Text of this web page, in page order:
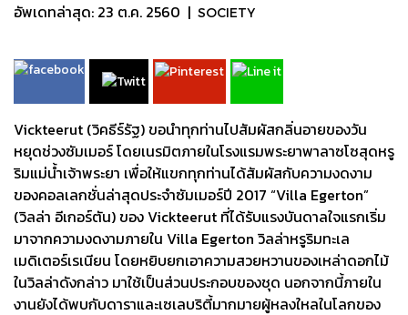
อัพเดทล่าสุด: 23 ต.ค. 2560 | SOCIETY
Vickteerut (วิคธีร์รัฐ) ขอนำทุกท่านไปสัมผัสกลิ่นอายของวัน
หยุดช่วงซัมเมอร์ โดยเนรมิตภายในโรงแรมพระยาพาลาซโซสุดหรู
ริมแม่น้ำเจ้าพระยา เพื่อให้แขกทุกท่านได้สัมผัสกับความงดงาม
ของคอลเลกชั่นล่าสุดประจำซัมเมอร์ปี 2017 “Villa Egerton”
(วิลล่า อีเกอร์ตัน) ของ Vickteerut ที่ได้รับแรงบันดาลใจแรกเริ่ม
มาจากความงดงามภายใน Villa Egerton วิลล่าหรูริมทะเล
เมดิเตอร์เรเนียน โดยหยิบยกเอาความสวยหวานของเหล่าดอกไม้
ในวิลล่าดังกล่าว มาใช้เป็นส่วนประกอบของชุด นอกจากนี้ภายใน
งานยังได้พบกับดาราและเซเลบริตี้มากมายผู้หลงใหลในโลกของ